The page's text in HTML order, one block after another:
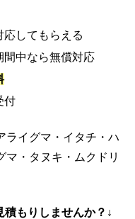
してもらえる
間中なら無償対応
付
ライグマ・イタチ・ハ
マ・タヌキ・ムクドリ
積もりしませんか？↓